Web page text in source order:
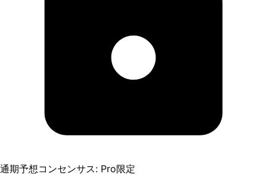
通期予想コンセンサス: Pro限定